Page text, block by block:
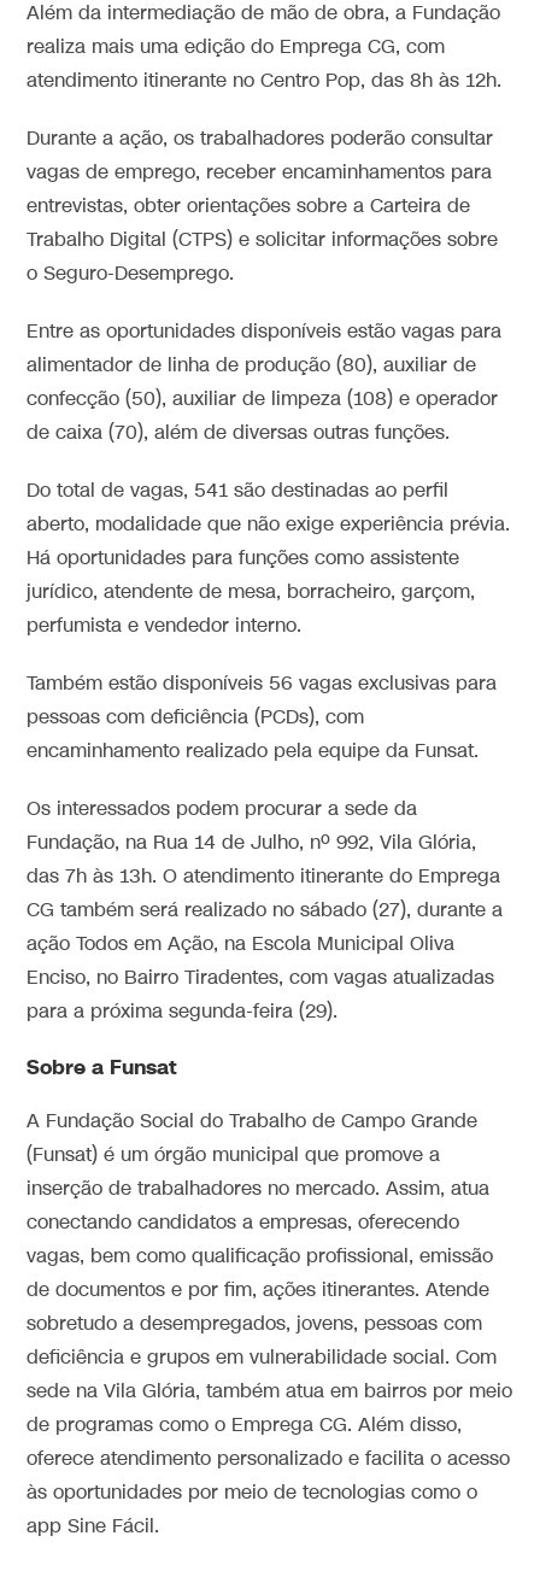
Além da intermediação de mão de obra, a Fundação
realiza mais uma edição do Emprega CG, com
atendimento itinerante no Centro Pop, das 8h às 12h.
Durante a ação, os trabalhadores poderão consultar
vagas de emprego, receber encaminhamentos para
entrevistas, obter orientações sobre a Carteira de
Trabalho Digital (CTPS) e solicitar informações sobre
o Seguro-Desemprego.
Entre as oportunidades disponíveis estão vagas para
alimentador de linha de produção (80), auxiliar de
confecção (50), auxiliar de limpeza (108) e operador
de caixa (70), além de diversas outras funções.
Do total de vagas, 541 são destinadas ao perfil
aberto, modalidade que não exige experiência prévia.
Há oportunidades para funções como assistente
jurídico, atendente de mesa, borracheiro, garçom,
perfumista e vendedor interno.
Também estão disponíveis 56 vagas exclusivas para
pessoas com deficiência (PCDs), com
encaminhamento realizado pela equipe da Funsat.
Os interessados podem procurar a sede da
Fundação, na Rua 14 de Julho, nº 992, Vila Glória,
das 7h às 13h. O atendimento itinerante do Emprega
CG também será realizado no sábado (27), durante a
ação Todos em Ação, na Escola Municipal Oliva
Enciso, no Bairro Tiradentes, com vagas atualizadas
para a próxima segunda-feira (29).
Sobre a Funsat
A Fundação Social do Trabalho de Campo Grande
(Funsat) é um órgão municipal que promove a
inserção de trabalhadores no mercado. Assim, atua
conectando candidatos a empresas, oferecendo
vagas, bem como qualificação profissional, emissão
de documentos e por fim, ações itinerantes. Atende
sobretudo a desempregados, jovens, pessoas com
deficiência e grupos em vulnerabilidade social. Com
sede na Vila Glória, também atua em bairros por meio
de programas como o Emprega CG. Além disso,
oferece atendimento personalizado e facilita o acesso
às oportunidades por meio de tecnologias como o
app Sine Fácil.